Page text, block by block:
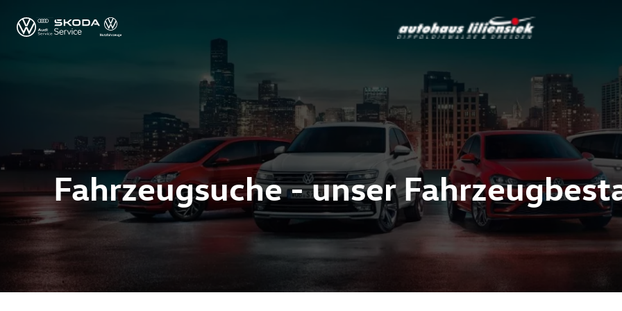
Fahrzeugsuche - unser